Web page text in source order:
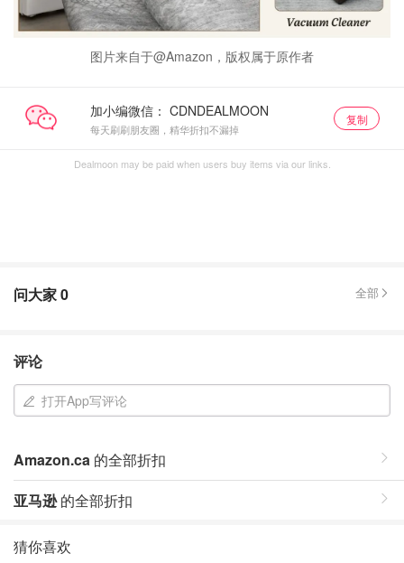
图片来自于@Amazon，版权属于原作者
加小编微信：
每天刷刷朋友圈，精华折扣不漏掉
复制
Dealmoon may be paid when users buy items via our links.
问大家0 全部
评论
打开App写评论
Amazon.ca 的全部折扣
亚马逊的全部折扣
猜你喜欢